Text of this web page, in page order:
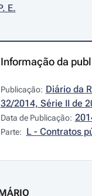
E.
Informação da
Publicação: Diário da
32/2014, Série II de
Data de Publicação:
Parte: L - Contratos